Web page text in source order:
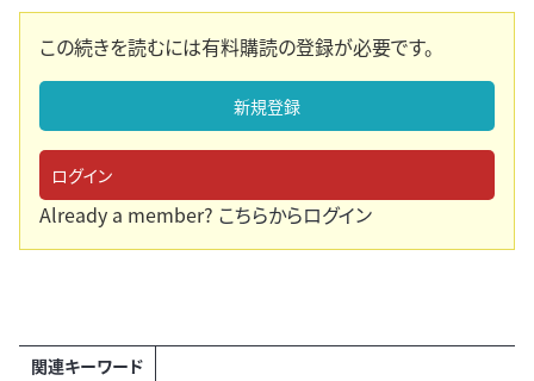
この続きを読むには有料購読の登録が必要です。
新規登録
ログイン
Already a member? こちらからログイン
関連キーワード